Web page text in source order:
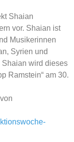
Shaian
vor. Shaian ist
Musikerinnen
Syrien und
Shaian wird dieses
Ramstein“ am 30.